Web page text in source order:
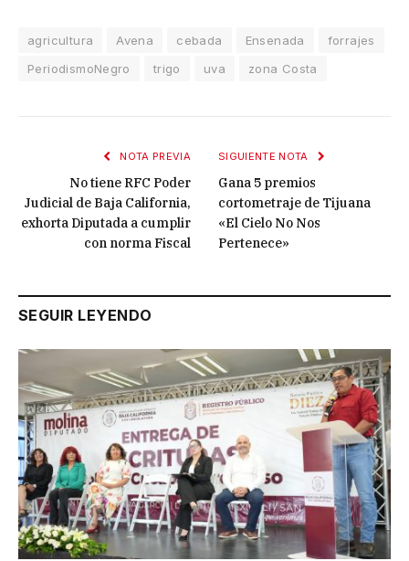
agricultura Avena cebada Ensenada
forrajes
PeriodismoNegro
trigo uva zona Costa
NOTA PREVIA
No tiene RFC Poder
Judicial de Baja California,
exhorta Diputada a cumplir
con norma Fiscal
SIGUIENTE NOTA
Gana 5 premios
cortometraje de Tijuana
«El Cielo No Nos
Pertenece»
SEGUIR LEYENDO